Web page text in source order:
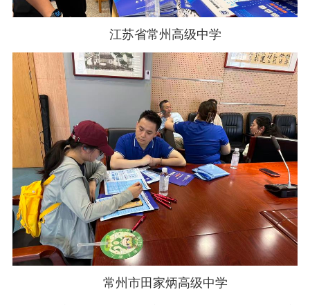
江苏省常州高级中学
常州市田家炳高级中学